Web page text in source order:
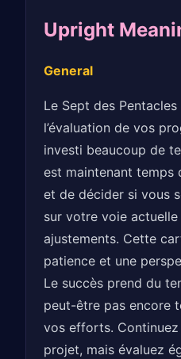
Upright
General
Le Sept des
l’évaluation de vos
investi beaucoup de
est maintenant temps
et de décider si vous
sur votre voie
ajustements. Cette
patience et une
Le succès prend du
peut-être pas encore
vos efforts.
projet, mais évaluez